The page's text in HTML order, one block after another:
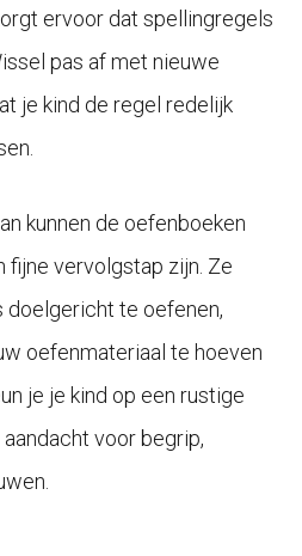
ervoor dat spellingregels
pas af met nieuwe
je kind de regel redelijk
kunnen de oefenboeken
fijne vervolgstap zijn. Ze
doelgericht te oefenen,
oefenmateriaal te hoeven
je je kind op een rustige
voor begrip,